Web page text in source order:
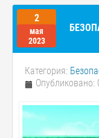
2
мая
2023
Категория:
Опубликовано: